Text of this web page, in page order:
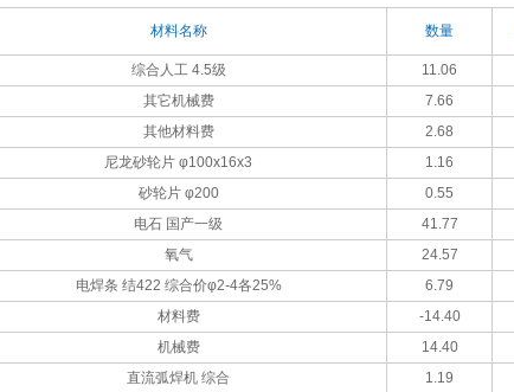
材料名称 数量
综合人工 4.5级 11.06
其它机械费 7.66
其他材料费 2.68
尼龙砂轮片 φ100x16x3 1.16
砂轮片 φ200 0.55
电石 国产一级 41.77
氧气 24.57
电焊条 结422 综合价φ2-4各25% 6.79
材料费 -14.40
机械费 14.40
直流弧焊机 综合 1.19